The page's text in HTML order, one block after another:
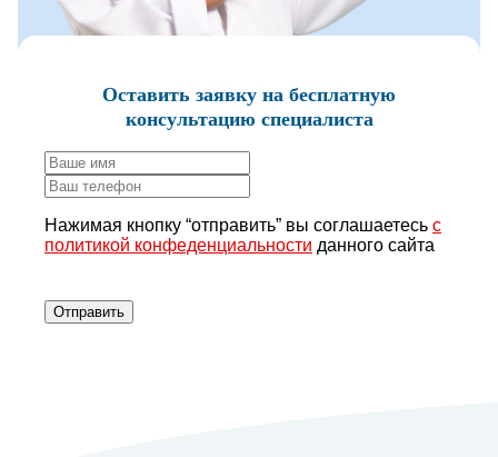
Оставить заявку на бесплатную
консультацию специалиста
Нажимая кнопку “отправить” вы соглашаетесь с
политикой конфеденциальности данного сайта
Отправить